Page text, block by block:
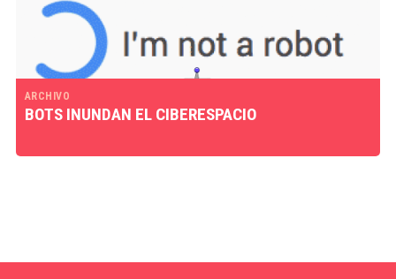
ARCHIVO
BOTS INUNDAN EL CIBERESPACIO